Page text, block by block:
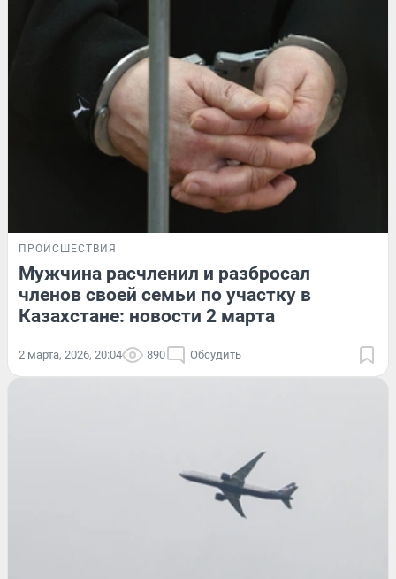
ПРОИСШЕСТВИЯ
Мужчина расчленил и разбросал
членов своей семьи по участку в
Казахстане: новости 2 марта
2 марта, 2026, 20:04 890 Обсудить